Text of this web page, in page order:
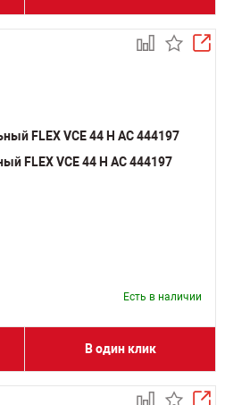
FLEX VCE 44 H AC 444197
Есть в наличии
В один клик